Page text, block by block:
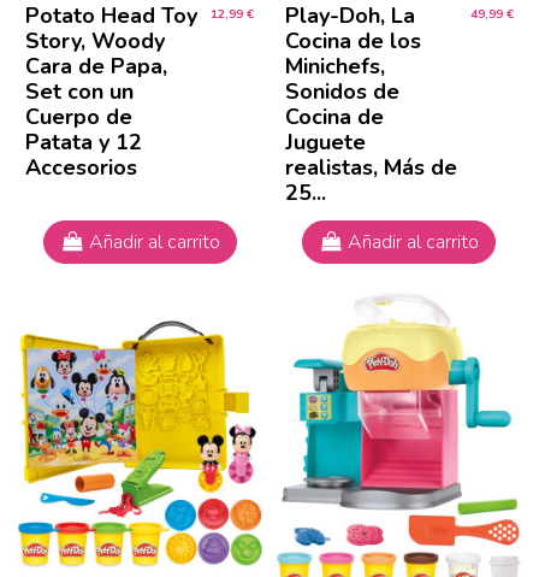
Potato Head Toy
Story, Woody
Cara de Papa,
Set con un
Cuerpo de
Patata y 12
Accesorios
12,99 €
Añadir al carrito
Play-Doh, La
Cocina de los
Minichefs,
Sonidos de
Cocina de
Juguete
realistas, Más de
25...
49,99 €
Añadir al carrito